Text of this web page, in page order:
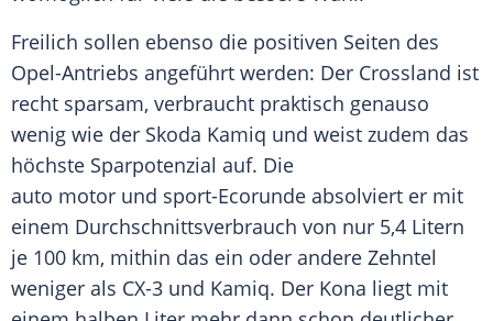
Freilich sollen ebenso die positiven Seiten des
Opel-Antriebs angeführt werden: Der Crossland ist
recht sparsam, verbraucht praktisch genauso
wenig wie der Skoda Kamiq und weist zudem das
höchste Sparpotenzial auf. Die
auto motor und sport-Ecorunde absolviert er mit
einem Durchschnittsverbrauch von nur 5,4 Litern
je 100 km, mithin das ein oder andere Zehntel
weniger als CX-3 und Kamiq. Der Kona liegt mit